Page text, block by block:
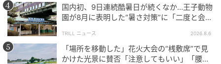
くて盛り土が多い」「超高速で快適な反面、意外とデ
リケート」といった見方も寄せられ、雨に対する設備
面の事情まで含めて受け止められていたことがうかが
えます。
国内初、9日連続酷暑日が続くなか…王子動物
園が8月に表明した“暑さ対策”に「二度と会え
TRILL ニュース 2026.8.6
「場所を移動した」花火大会の“桟敷席”で見
かけた光景に賛否「注意してもいい」「腰が